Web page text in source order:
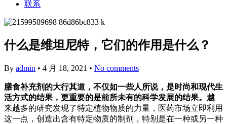
联系
什么是维坦尼特，它们的作用是什么？
By admin • 4 月 18, 2021 • No comments
膳食补充剂的大行其道，不仅如一些人所说，是时尚和现代生
活方式的结果，更重要的是前所未有的科学发展的结果。越
来越多的研究发现了特定植物物质的力量，医药市场立即利用
这一点，创造出含有特定物质的制剂，特别是在一种或另一种